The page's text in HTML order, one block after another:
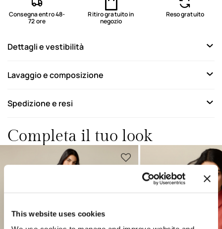
This website uses cookies
Disponibile
Consegna entro 48-
72 ore
Ritiro gratuito in
negozio
Reso gratuito
Dettagli e vestibilità
Lavaggio e composizione
Spedizione e resi
Completa il tuo look